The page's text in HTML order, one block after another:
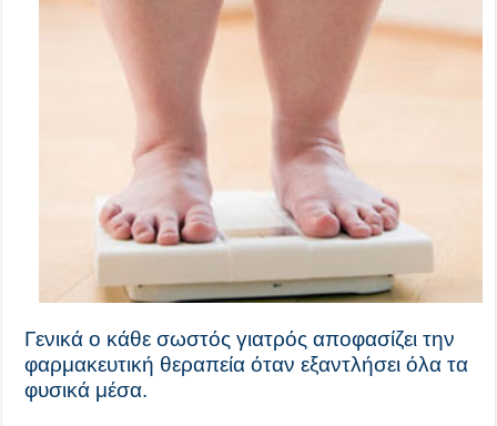
Γενικά ο κάθε σωστός γιατρός αποφασίζει την
φαρμακευτική θεραπεία όταν εξαντλήσει όλα τα
φυσικά μέσα.